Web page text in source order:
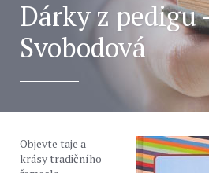
Dárky z pedigu
Svobodová
Objevte taje a
krásy tradičního